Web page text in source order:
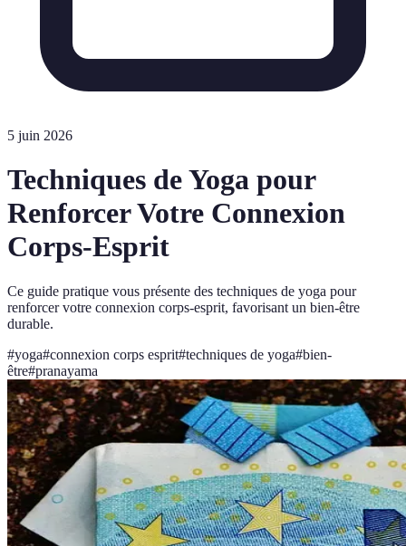
5 juin 2026
Techniques de Yoga pour
Renforcer Votre Connexion
Corps-Esprit
Ce guide pratique vous présente des techniques de yoga pour
renforcer votre connexion corps-esprit, favorisant un bien-être
durable.
#yoga#connexion corps esprit#techniques de yoga#bien-
être#pranayama